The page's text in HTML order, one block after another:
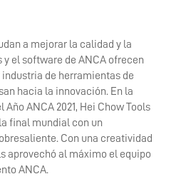
a mejorar la calidad y la
el software de ANCA ofrecen
de herramientas de
hacia la innovación. En la
ANCA 2021, Hei Chow Tools
final mundial con un
Con una creatividad
aprovechó al máximo el equipo
ANCA.